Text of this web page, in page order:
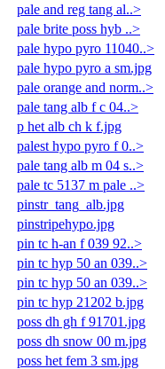
pale and reg tang al..>
pale brite poss hyb ..>
pale hypo pyro 11040..>
pale hypo pyro a sm.jpg
pale orange and norm..>
pale tang alb f c 04..>
p het alb ch k f.jpg
palest hypo pyro f 0..>
pale tang alb m 04 s..>
pale tc 5137 m pale ..>
pinstr_tang_alb.jpg
pinstripehypo.jpg
pin tc h-an f 039 92..>
pin tc hyp 50 an 039..>
pin tc hyp 50 an 039..>
pin tc hyp 21202 b.jpg
poss dh gh f 91701.jpg
poss dh snow 00 m.jpg
poss het fem 3 sm.jpg